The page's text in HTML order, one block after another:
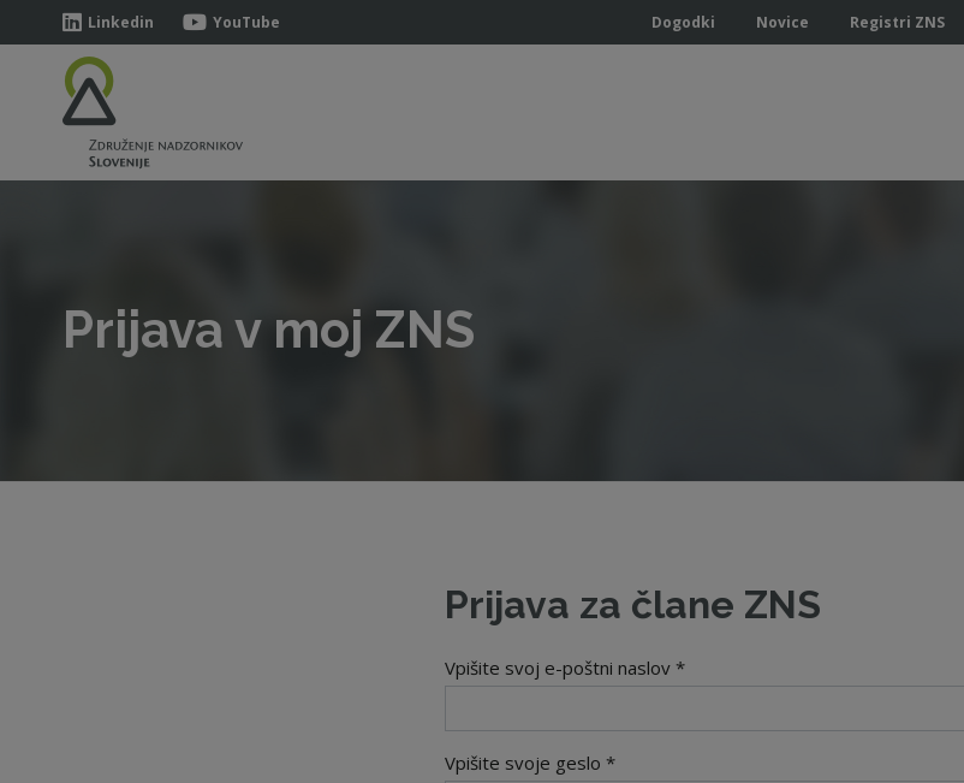
Linkedin YouTube Dogodki Novice Registri ZNS
Prijava v moj ZNS
Prijava za člane ZNS
Vpišite svoj e-poštni naslov *
Vpišite svoje geslo *